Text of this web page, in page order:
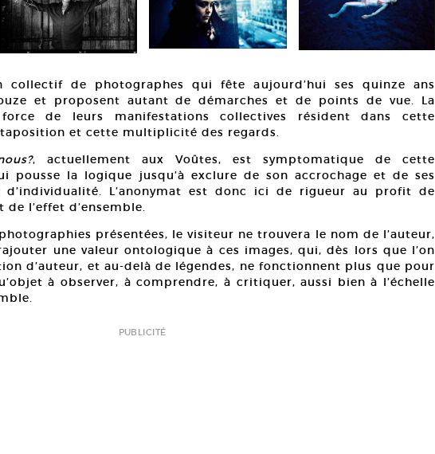
collectif de photographes qui fête aujourd’hui ses quinze ans
et proposent autant de démarches et de points de vue. La
de leurs manifestations collectives résident dans cette
et cette multiplicité des regards.
, actuellement aux Voûtes, est symptomatique de cette
pousse la logique jusqu’à exclure de son accrochage et de ses
d’individualité. L’anonymat est donc ici de rigueur au profit de
l’effet d’ensemble.
présentées, le visiteur ne trouvera le nom de l’auteur,
une valeur ontologique à ces images, qui, dès lors que l’on
d’auteur, et au-delà de légendes, ne fonctionnent plus que pour
à observer, à comprendre, à critiquer, aussi bien à l’échelle
PUBLICITÉ